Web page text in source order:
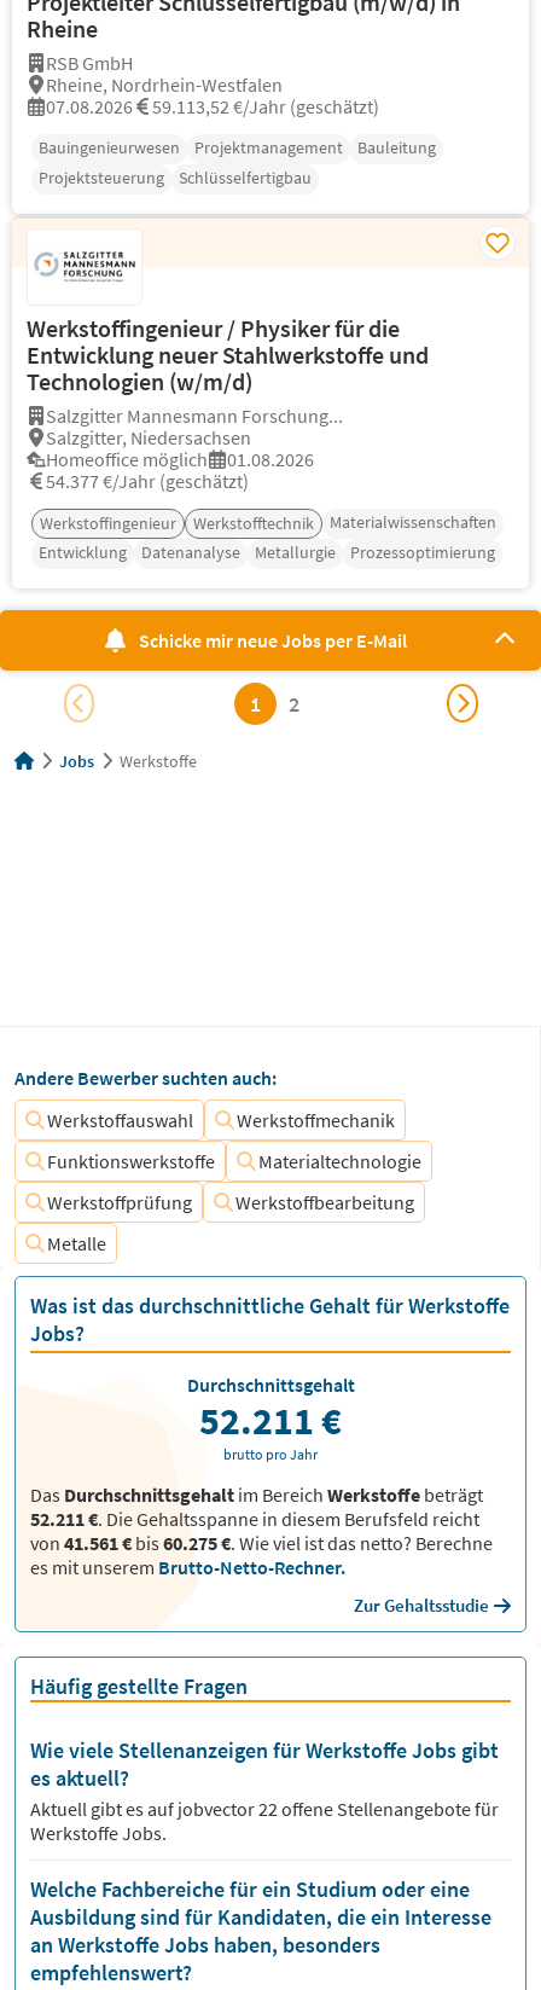
Rheine
RSB GmbH
Rheine, Nordrhein-Westfalen
07.08.2026
59.113,52 €/Jahr (geschätzt)
Bauingenieurwesen Projektmanagement
Bauleitung
Projektsteuerung
Schlüsselfertigbau
Werkstoffingenieur / Physiker für die
Entwicklung neuer Stahlwerkstoffe und
Technologien (w/m/d)
Salzgitter Mannesmann Forschung...
Salzgitter, Niedersachsen
Homeoffice möglich
01.08.2026
54.377 €/Jahr (geschätzt)
Werkstoffingenieur Werkstofftechnik
Materialwissenschaften
Entwicklung
Datenanalyse Metallurgie Prozessoptimierung
Schicke mir neue Jobs per E-Mail
1 2
Jobs Werkstoffe
Andere Bewerber suchten auch:
Werkstoffauswahl
Werkstoffmechanik
Funktionswerkstoffe
Materialtechnologie
Werkstoffprüfung
Werkstoffbearbeitung
Metalle
Was ist das durchschnittliche Gehalt für Werkstoffe
Jobs?
Das Durchschnittsgehalt im Bereich Werkstoffe beträgt
52.211 €. Die Gehaltsspanne in diesem Berufsfeld reicht
von 41.561 € bis60.275 €. Wie viel ist das netto? Berechne
es mit unserem Brutto-Netto-Rechner.
Zur Gehaltsstudie
Durchschnittsgehalt
52.211 €
brutto pro Jahr
Häufig gestellte Fragen
Wie viele Stellenanzeigen für Werkstoffe Jobs gibt
es aktuell?
Aktuell gibt es auf jobvector22offene Stellenangebote für
Werkstoffe Jobs.
Welche Fachbereiche für ein Studium oder eine
Ausbildung sind für Kandidaten, die ein Interesse
an Werkstoffe Jobs haben, besonders
empfehlenswert?